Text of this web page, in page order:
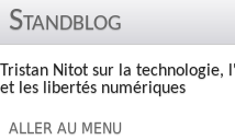
Standblog
Tristan Nitot sur la technologie,
et les libertés numériques
ALLER AU MENU